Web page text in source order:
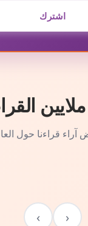
اشترك
آراء قراءنا حول
‹
›